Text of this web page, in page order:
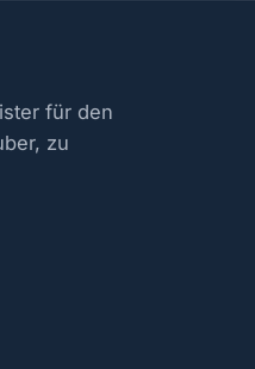
für den
zu